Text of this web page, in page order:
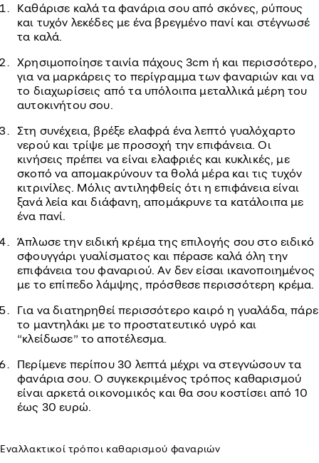
Καθάρισε καλά τα φανάρια σου από σκόνες, ρύπους
και τυχόν λεκέδες με ένα βρεγμένο πανί και στέγνωσέ
τα καλά.
Χρησιμοποίησε ταινία πάχους 3cm ή και περισσότερο,
για να μαρκάρεις το περίγραμμα των φαναριών και να
το διαχωρίσεις από τα υπόλοιπα μεταλλικά μέρη του
αυτοκινήτου σου.
Στη συνέχεια, βρέξε ελαφρά ένα λεπτό γυαλόχαρτο
νερού και τρίψε με προσοχή την επιφάνεια. Οι
κινήσεις πρέπει να είναι ελαφριές και κυκλικές, με
σκοπό να απομακρύνουν τα θολά μέρα και τις τυχόν
κιτρινίλες. Μόλις αντιληφθείς ότι η επιφάνεια είναι
ξανά λεία και διάφανη, απομάκρυνε τα κατάλοιπα με
ένα πανί.
Άπλωσε την ειδική κρέμα της επιλογής σου στο ειδικό
σφουγγάρι γυαλίσματος και πέρασε καλά όλη την
επιφάνεια του φαναριού. Αν δεν είσαι ικανοποιημένος
με το επίπεδο λάμψης, πρόσθεσε περισσότερη κρέμα.
Για να διατηρηθεί περισσότερο καιρό η γυαλάδα, πάρε
το μαντηλάκι με το προστατευτικό υγρό και
“κλείδωσε” το αποτέλεσμα.
Περίμενε περίπου 30 λεπτά μέχρι να στεγνώσουν τα
φανάρια σου. Ο συγκεκριμένος τρόπος καθαρισμού
είναι αρκετά οικονομικός και θα σου κοστίσει από 10
έως 30 ευρώ.
Εναλλακτικοί τρόποι καθαρισμού φαναριών